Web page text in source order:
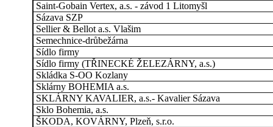
Saint-Gobain Vertex, a.s. - závod 1 Litomyšl
Sázava SZP
Sellier & Bellot a.s. Vlašim
Semechnice-drůbežárna
Sídlo firmy
Sídlo firmy (TŘINECKÉ ŽELEZÁRNY, a.s.)
Skládka S-OO Kozlany
Sklárny BOHEMIA a.s.
SKLÁRNY KAVALIER, a.s.- Kavalier Sázava
Sklo Bohemia, a.s.
ŠKODA, KOVÁRNY, Plzeň, s.r.o.